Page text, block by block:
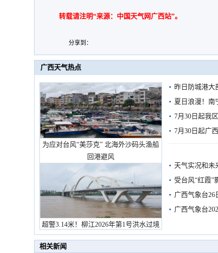
转载请注明“来源：中国天气网广西站”。
分享到：
广西天气热点
为应对台风“美莎克” 北海外沙码头渔船
回港避风
超警3.14米！柳江2026年第1号洪水过境
市民在堤岸见证汛况
昨日防城港大
雨
夏日浪漫！南
7月30日起我
7月30日起广
天气实况和未
受台风“红霞”
有较强降雨
广西气象台26
广西气象台
相关新闻